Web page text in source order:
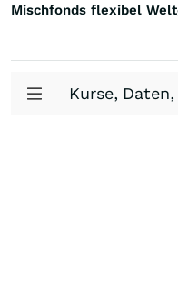
Mischfonds flexibel Welt
Kurse,